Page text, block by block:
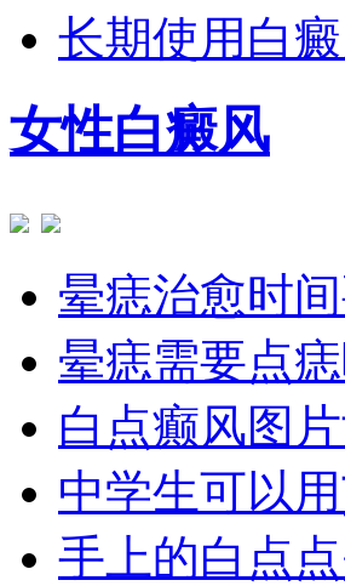
长期使用白
女性白癜风
晕痣治愈时
晕痣需要点
白点癫风图
中学生可以
手上的白点